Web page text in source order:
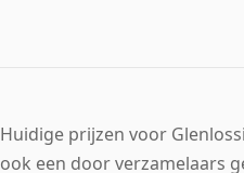
Huidige prijzen voor
ook een door verzamelaars